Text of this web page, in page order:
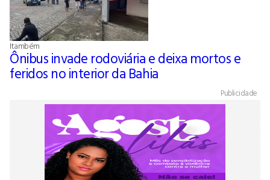
Itambém
Ônibus invade rodoviária e deixa mortos e
feridos no interior da Bahia
Publicidade